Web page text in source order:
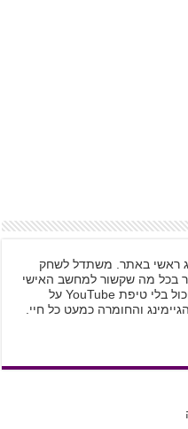
ראשי באתר. משתדל לשחק
בכל מה שקשור למחשב האישי
ול-Nintendo. לא יכול בלי טיפת YouTube על
והחומרה כמעט כל חיי.